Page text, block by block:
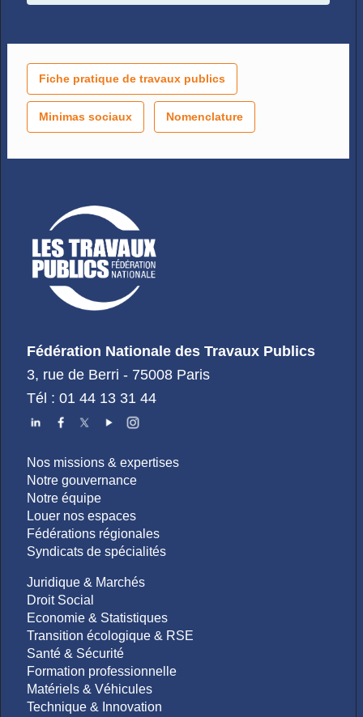
Fiche pratique de travaux publics
Minimas sociaux Nomenclature
Fédération Nationale des Travaux Publics
3, rue de Berri - 75008 Paris
Tél : 01 44 13 31 44
Nos missions & expertises
Notre gouvernance
Notre équipe
Louer nos espaces
Fédérations régionales
Syndicats de spécialités
Juridique & Marchés
Droit Social
Economie & Statistiques
Transition écologique & RSE
Santé & Sécurité
Formation professionnelle
Matériels & Véhicules
Technique & Innovation